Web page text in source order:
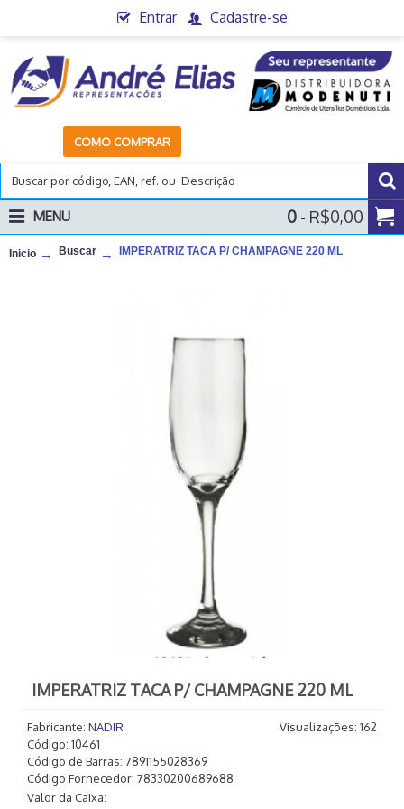
Entrar Cadastre-se
COMO COMPRAR
0 - R$0,00
MENU
Inicio Buscar IMPERATRIZ TACA P/ CHAMPAGNE 220 ML
IMPERATRIZ TACA P/ CHAMPAGNE 220 ML
Visualizações: 162
Fabricante: NADIR
Código: 10461
Código de Barras: 7891155028369
Código Fornecedor: 78330200689688
Valor da Caixa: